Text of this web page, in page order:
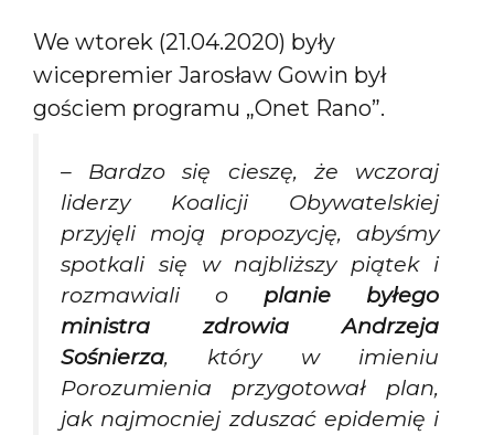
We wtorek (21.04.2020) były
wicepremier Jarosław Gowin był
gościem programu „Onet Rano”.
– Bardzo się cieszę, że wczoraj
liderzy Koalicji Obywatelskiej
przyjęli moją propozycję, abyśmy
spotkali się w najbliższy piątek i
rozmawiali o planie byłego
ministra zdrowia Andrzeja
Sośnierza, który w imieniu
Porozumienia przygotował plan,
jak najmocniej zduszać epidemię i